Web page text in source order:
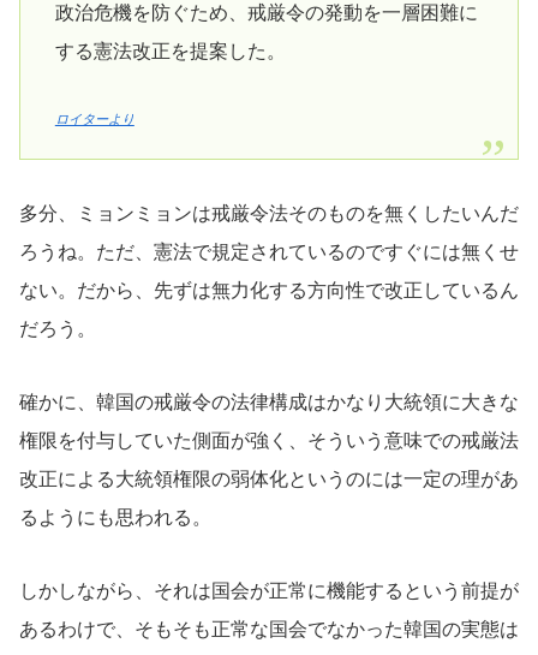
政治危機を防ぐため、戒厳令の発動を一層困難に
する憲法改正を提案した。
ロイターより
多分、ミョンミョンは戒厳令法そのものを無くしたいんだ
ろうね。ただ、憲法で規定されているのですぐには無くせ
ない。だから、先ずは無力化する方向性で改正しているん
だろう。
確かに、韓国の戒厳令の法律構成はかなり大統領に大きな
権限を付与していた側面が強く、そういう意味での戒厳法
改正による大統領権限の弱体化というのには一定の理があ
るようにも思われる。
しかしながら、それは国会が正常に機能するという前提が
あるわけで、そもそも正常な国会でなかった韓国の実態は